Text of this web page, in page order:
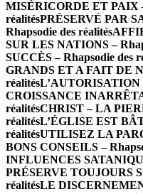
MISÉRICORDE ET PAIX
réalitésPRÉSERVÉ PAR
Rhapsodie des réalités
SUR LES NATIONS –
SUCCÈS – Rhapsodie des
GRANDS ET A FAIT DE
réalités
CROISSANCE
réalitésCHRIST – LA
réalitésL’ÉGLISE EST
réalitésUTILISEZ LA
BONS CONSEILS –
INFLUENCES
PRÉSERVE TOUJOURS
réalitésLE